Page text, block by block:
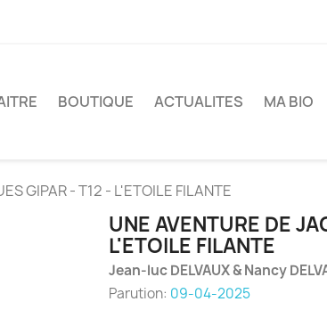
BOUTIQUE ACTUALITES MA BIO
GIPAR - T12 - L'ETOILE FILANTE
UNE AVENTURE DE
L'ETOILE FILANTE
Jean-luc DELVAUX & Nancy
Parution: 09-04-2025